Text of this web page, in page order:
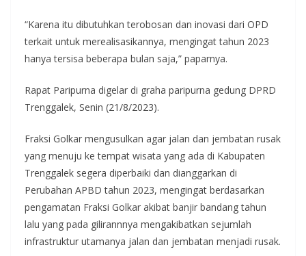
“Karena itu dibutuhkan terobosan dan inovasi dari OPD
terkait untuk merealisasikannya, mengingat tahun 2023
hanya tersisa beberapa bulan saja,” paparnya.
Rapat Paripurna digelar di graha paripurna gedung DPRD
Trenggalek, Senin (21/8/2023).
Fraksi Golkar mengusulkan agar jalan dan jembatan rusak
yang menuju ke tempat wisata yang ada di Kabupaten
Trenggalek segera diperbaiki dan dianggarkan di
Perubahan APBD tahun 2023, mengingat berdasarkan
pengamatan Fraksi Golkar akibat banjir bandang tahun
lalu yang pada gilirannnya mengakibatkan sejumlah
infrastruktur utamanya jalan dan jembatan menjadi rusak.